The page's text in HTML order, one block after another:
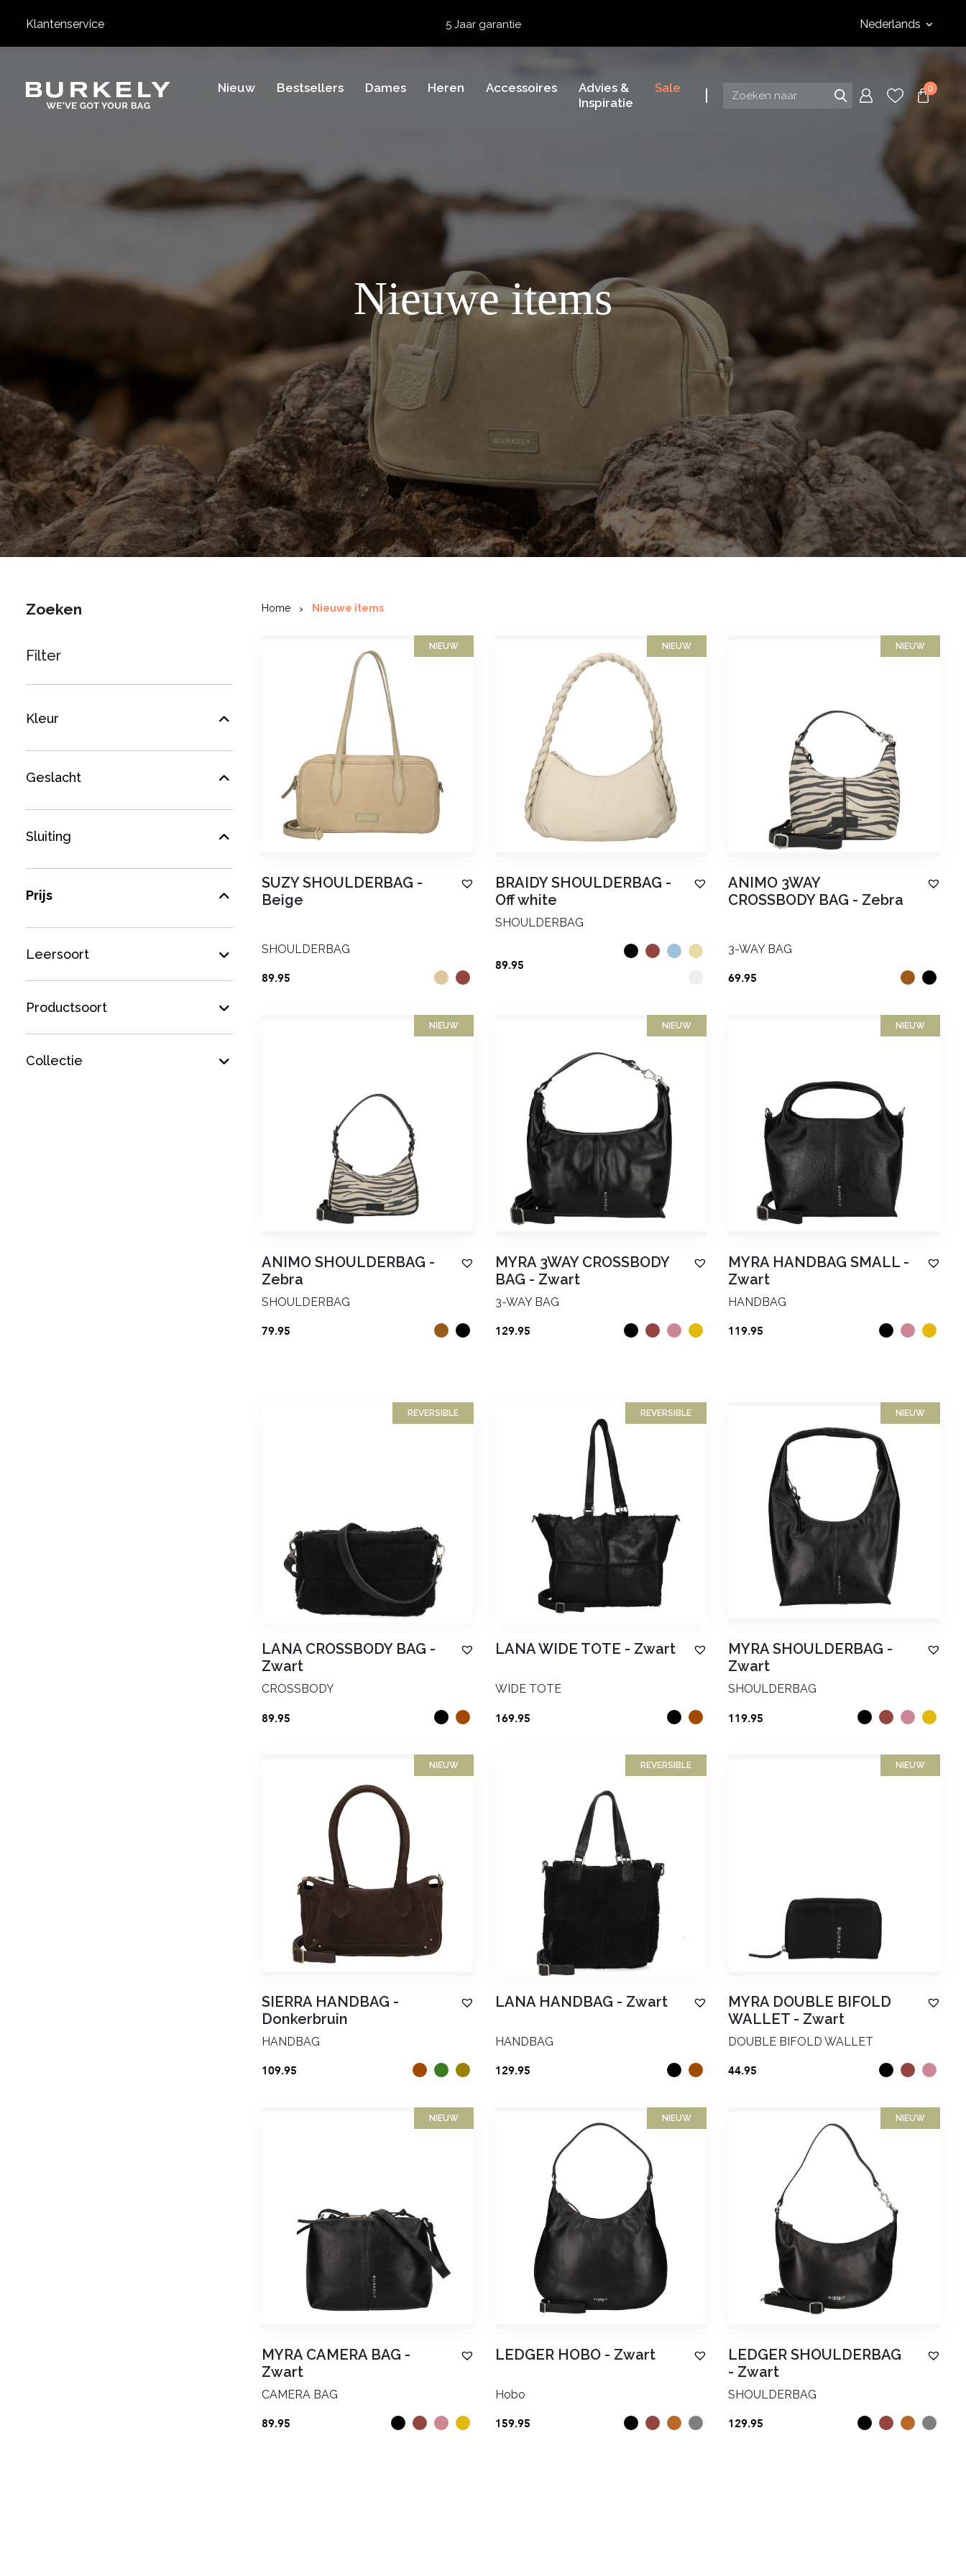
Klantenservice
Beoordeeld met een4,51uit 5 op
Besteld voor 15:00 = vandaag verzonden.
Gratis retourneren
Nederlands
BURKELYNieuw Bestsellers Dames Heren Accessoires
Advies &
Inspiratie
Sale 0
Nieuwe items
Zoeken
Filter
Kleur
Geslacht
Sluiting
Prijs
Leersoort
Productsoort
Collectie
Home Nieuwe items
NIEUW
SUZY SHOULDERBAG -
Beige
SHOULDERBAG
89.95
NIEUW
BRAIDY SHOULDERBAG -
Off white
SHOULDERBAG
89.95
NIEUW
ANIMO 3WAY
CROSSBODY BAG - Zebra
3-WAY BAG
69.95
NIEUW
ANIMO SHOULDERBAG -
Zebra
SHOULDERBAG
79.95
NIEUW
MYRA 3WAY CROSSBODY
BAG - Zwart
3-WAY BAG
129.95
NIEUW
MYRA HANDBAG SMALL -
Zwart
HANDBAG
119.95
REVERSIBLE
LANA CROSSBODY BAG -
Zwart
CROSSBODY
89.95
REVERSIBLE
LANA WIDE TOTE - Zwart
WIDE TOTE
169.95
NIEUW
MYRA SHOULDERBAG -
Zwart
SHOULDERBAG
119.95
NIEUW
SIERRA HANDBAG -
Donkerbruin
HANDBAG
109.95
REVERSIBLE
LANA HANDBAG - Zwart
HANDBAG
129.95
NIEUW
MYRA DOUBLE BIFOLD
WALLET - Zwart
DOUBLE BIFOLD WALLET
44.95
NIEUW
MYRA CAMERA BAG -
Zwart
CAMERA BAG
89.95
NIEUW
LEDGER HOBO- Zwart
Hobo
159.95
NIEUW
LEDGER SHOULDERBAG
- Zwart
SHOULDERBAG
129.95
Schrijf je hier in voor onze
Maand
AANMELDEN